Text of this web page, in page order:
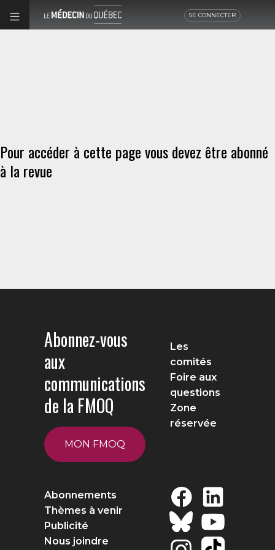
SE CONNECTER
Pour accéder à cette page vous devez être abonné
à la revue
Abonnez-vous
aux
communications
de la FMOQ
MON FMOQ
Les
comités
Foire aux
questions
Zone
réservée
Abonnements
Thèmes à venir
Publicité
Nous joindre